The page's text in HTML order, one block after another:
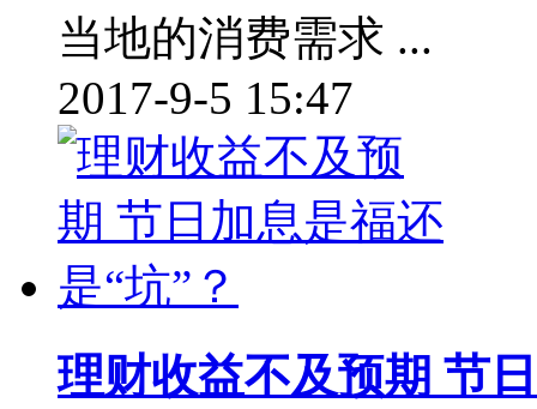
当地的消费需求 ...
2017-9-5 15:47
理财收益不及预期 节